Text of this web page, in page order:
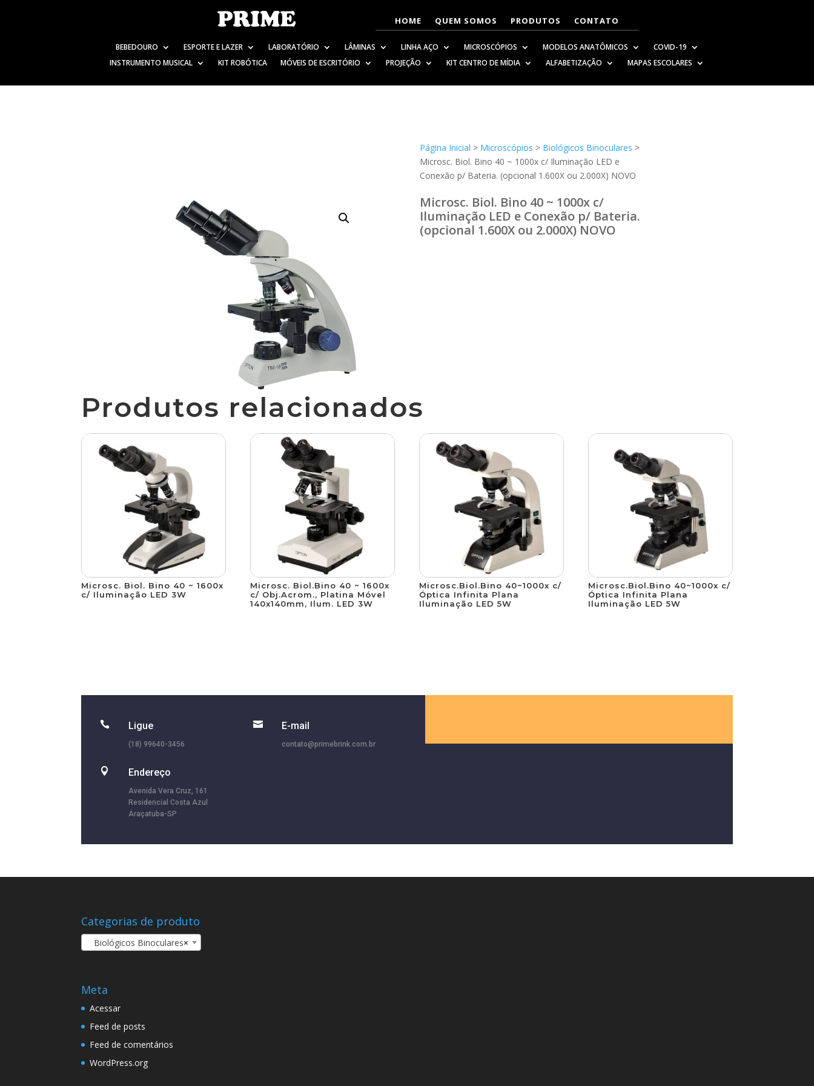
HOME QUEM SOMOS PRODUTOS CONTATO
BEBEDOURO ESPORTE E LAZER LABORATÓRIO LÂMINAS LINHA AÇO MICROSCÓPIOS MODELOS ANATÔMICOS
COVID-19
INSTRUMENTO MUSICAL
KIT ROBÓTICA MÓVEIS DE ESCRITÓRIO PROJEÇÃO KIT CENTRO DE MÍDIA ALFABETIZAÇÃO MAPAS ESCOLARES
Página Inicial > Microscópios > Biológicos Binoculares >
Microsc. Biol. Bino 40 ~ 1000x c/ Iluminação LED e
Conexão p/ Bateria. (opcional 1.600X ou 2.000X) NOVO
Microsc. Biol. Bino 40 ~ 1000x c/
Iluminação LED e Conexão p/ Bateria.
(opcional 1.600X ou 2.000X) NOVO
Produtos relacionados
Microsc. Biol. Bino 40 ~ 1600x
c/ Iluminação LED 3W
Microsc. Biol.Bino 40 ~ 1600x
c/ Obj.Acrom., Platina Móvel
140x140mm, Ilum. LED 3W
Microsc.Biol.Bino 40~1000x c/
Óptica Infinita Plana
Iluminação LED 5W
Microsc.Biol.Bino 40~1000x c/
Óptica Infinita Plana
Iluminação LED 5W
 Ligue
(18) 99640-3456
 Endereço
Avenida Vera Cruz, 161
Residencial Costa Azul
Araçatuba-SP
 E-mail
contato@primebrink.com.br
Categorias de produto
×
Biológicos Binoculares
Meta
Acessar
Feed de posts
Feed de comentários
WordPress.org